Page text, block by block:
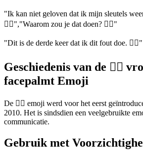
"Ik kan niet geloven dat ik mijn sleutels
🤦‍♀️","Waarom zou je dat doen? 🤦‍♀️"
"Dit is de derde keer dat ik dit fout doe. 🤦‍♀️"
Geschiedenis van de 🤦‍♀️
facepalmt Emoji
De 🤦‍♀️ emoji werd voor het eerst
2010. Het is sindsdien een veelgebruikte
communicatie.
Gebruik met